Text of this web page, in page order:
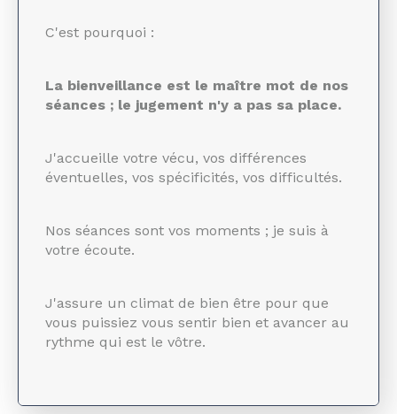
C'est pourquoi :
La bienveillance est le maître mot de nos
séances ; le jugement n'y a pas sa place.
J'accueille votre vécu, vos différences
éventuelles, vos spécificités, vos difficultés.
Nos séances sont vos moments ; je suis à
votre écoute.
J'assure un climat de bien être pour que
vous puissiez vous sentir bien et avancer au
rythme qui est le vôtre.